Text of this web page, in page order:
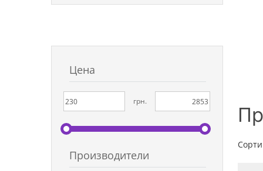
Цена
грн.
Производители